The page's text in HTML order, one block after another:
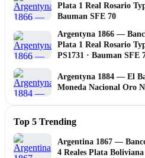
Plata 1 Real Rosario
Bauman SFE 70
Argentyna 1866 —
Plata 1 Real Rosario
PS1731 · Bauman SFE
Argentyna 1884 — El
Moneda Nacional Oro
Top 5 Trending
Argentina 1867 —
4 Reales Plata